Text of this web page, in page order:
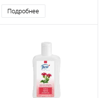
Подробнее